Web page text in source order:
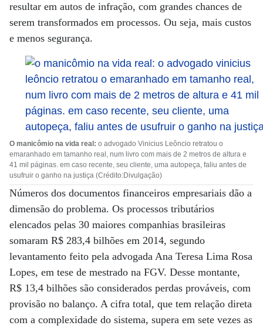
resultar em autos de infração, com grandes chances de
serem transformados em processos. Ou seja, mais custos
e menos segurança.
O manicômio na vida real: o advogado Vinicius Leôncio retratou o
emaranhado em tamanho real, num livro com mais de 2 metros de altura e
41 mil páginas. em caso recente, seu cliente, uma autopeça, faliu antes de
usufruir o ganho na justiça (Crédito:Divulgação)
Números dos documentos financeiros empresariais dão a
dimensão do problema. Os processos tributários
elencados pelas 30 maiores companhias brasileiras
somaram R$ 283,4 bilhões em 2014, segundo
levantamento feito pela advogada Ana Teresa Lima Rosa
Lopes, em tese de mestrado na FGV. Desse montante,
R$ 13,4 bilhões são considerados perdas prováveis, com
provisão no balanço. A cifra total, que tem relação direta
com a complexidade do sistema, supera em sete vezes as